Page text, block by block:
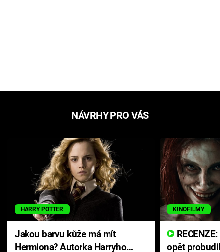
NÁVRHY PRO VÁS
HARRY POTTER
Jakou barvu kůže má mít
Hermiona? Autorka Harryho
KINOFILMY
opět